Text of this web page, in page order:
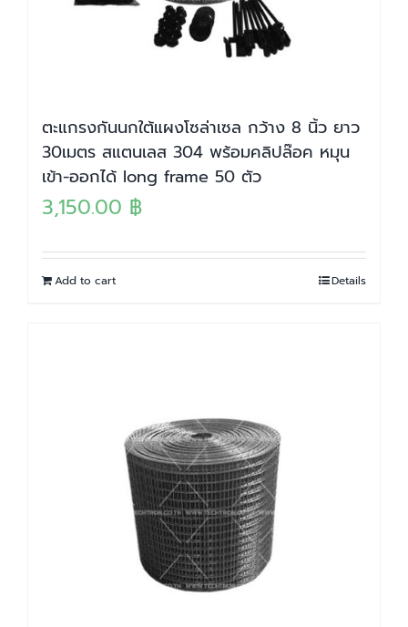
ตะแกรงกันนกใต้แผงโซล่าเซล กว้าง 8 นิ้ว ยาว
30เมตร สแตนเลส 304 พร้อมคลิปล๊อค หมุน
เข้า-ออกได้ long frame 50 ตัว
3,150.00 ฿
Add to cart Details